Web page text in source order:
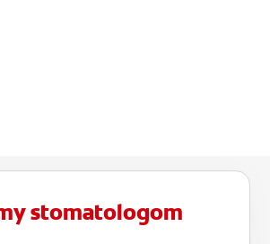
stomatologom